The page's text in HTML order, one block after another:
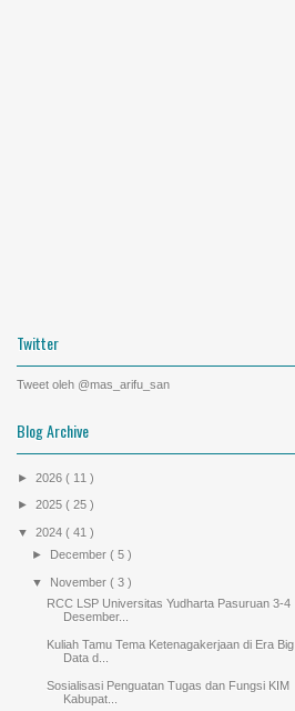
Twitter
Tweet oleh @mas_arifu_san
Blog Archive
► 2026 ( 11 )
► 2025 ( 25 )
▼ 2024 ( 41 )
► December( 5 )
▼ November( 3 )
RCC LSP Universitas Yudharta Pasuruan 3-4
Desember...
Kuliah Tamu Tema Ketenagakerjaan di Era Big
Data d...
Sosialisasi Penguatan Tugas dan Fungsi KIM
Kabupat...